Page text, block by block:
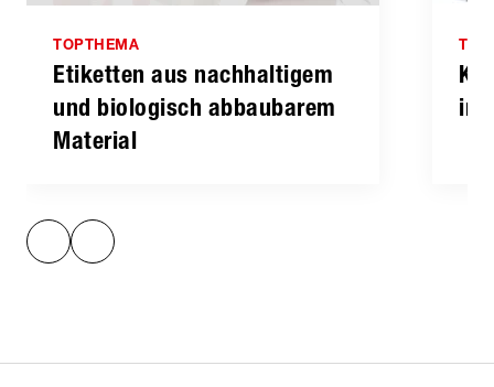
TOPTHEMA
Etiketten aus nachhaltigem
und biologisch abbaubarem
Material